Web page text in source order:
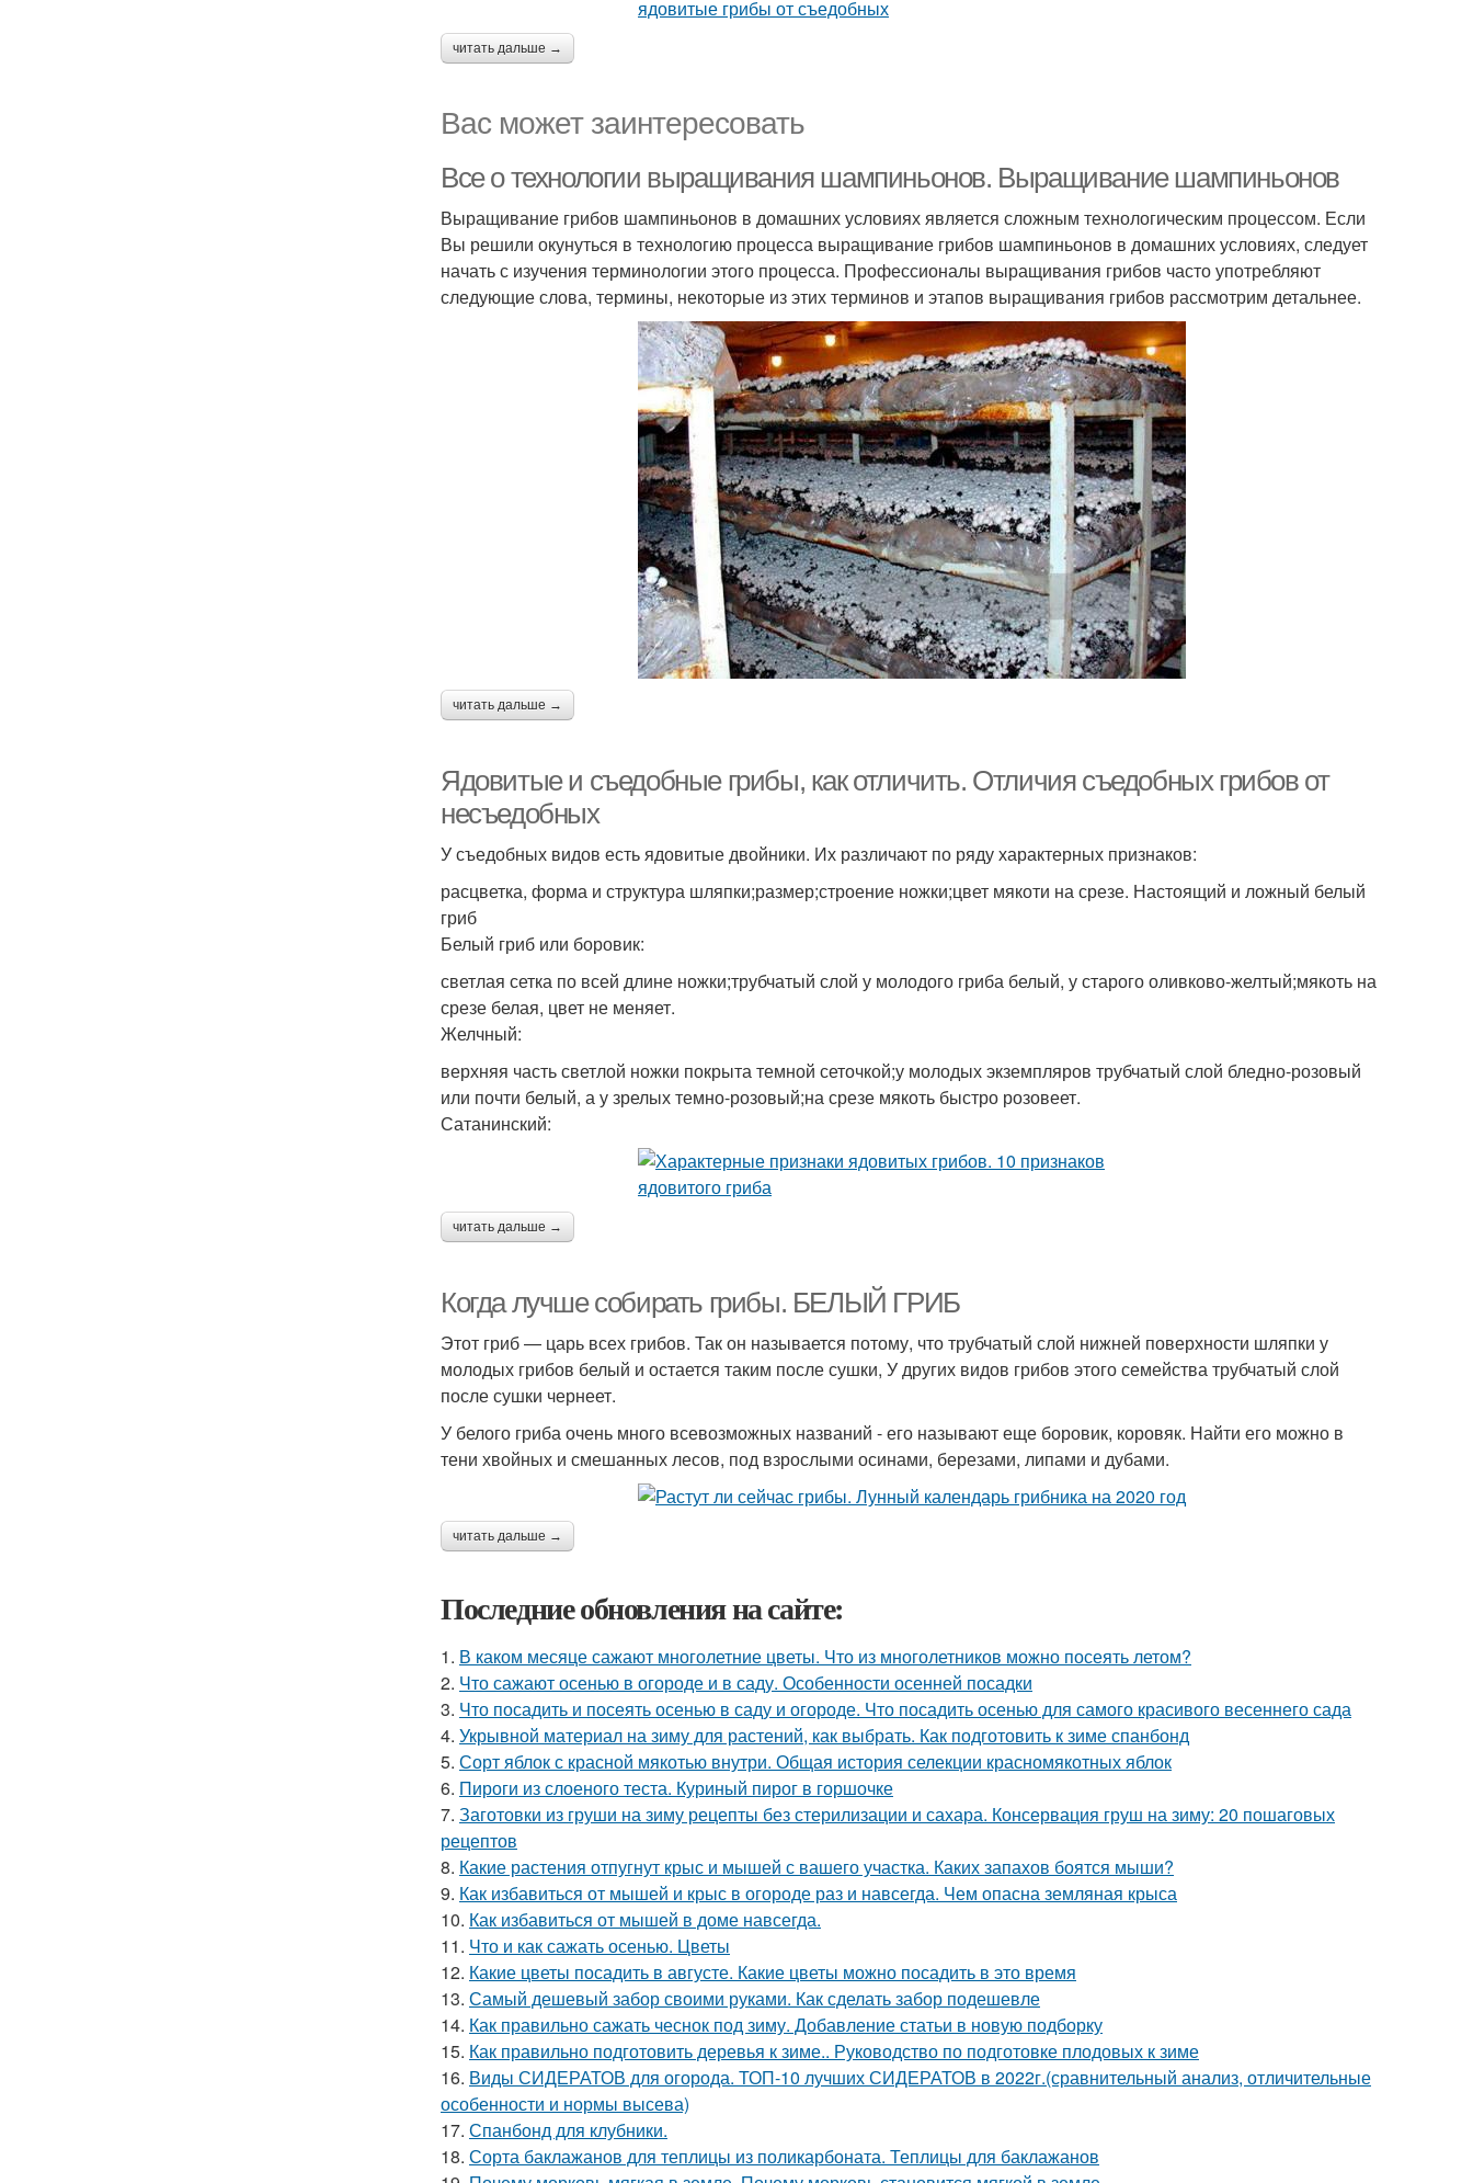
читать дальше →
Вас может заинтересовать
Все о технологии выращивания шампиньонов. Выращивание шампиньонов
Выращивание грибов шампиньонов в домашних условиях является сложным технологическим процессом. Если
Вы решили окунуться в технологию процесса выращивание грибов шампиньонов в домашних условиях, следует
начать с изучения терминологии этого процесса. Профессионалы выращивания грибов часто употребляют
следующие слова, термины, некоторые из этих терминов и этапов выращивания грибов рассмотрим детальнее.
читать дальше →
Ядовитые и съедобные грибы, как отличить. Отличия съедобных грибов от
несъедобных
У съедобных видов есть ядовитые двойники. Их различают по ряду характерных признаков:
расцветка, форма и структура шляпки;размер;строение ножки;цвет мякоти на срезе. Настоящий и ложный белый
гриб
Белый гриб или боровик:
светлая сетка по всей длине ножки;трубчатый слой у молодого гриба белый, у старого оливково-желтый;мякоть на
срезе белая, цвет не меняет.
Желчный:
верхняя часть светлой ножки покрыта темной сеточкой;у молодых экземпляров трубчатый слой бледно-розовый
или почти белый, а у зрелых темно-розовый;на срезе мякоть быстро розовеет.
Сатанинский:
читать дальше →
Когда лучше собирать грибы. БЕЛЫЙ ГРИБ
Этот гриб — царь всех грибов. Так он называется потому, что трубчатый слой нижней поверхности шляпки у
молодых грибов белый и остается таким после сушки, У других видов грибов этого семейства трубчатый слой
после сушки чернеет.
У белого гриба очень много всевозможных названий - его называют еще боровик, коровяк. Найти его можно в
тени хвойных и смешанных лесов, под взрослыми осинами, березами, липами и дубами.
читать дальше →
Последние обновления на сайте:
1. В каком месяце сажают многолетние цветы. Что из многолетников можно посеять летом?
2. Что сажают осенью в огороде и в саду. Особенности осенней посадки
3. Что посадить и посеять осенью в саду и огороде. Что посадить осенью для самого красивого весеннего сада
4. Укрывной материал на зиму для растений, как выбрать. Как подготовить к зиме спанбонд
5. Сорт яблок с красной мякотью внутри. Общая история селекции красномякотных яблок
6. Пироги из слоеного теста. Куриный пирог в горшочке
7. Заготовки из груши на зиму рецепты без стерилизации и сахара. Консервация груш на зиму: 20 пошаговых
рецептов
8. Какие растения отпугнут крыс и мышей с вашего участка. Каких запахов боятся мыши?
9. Как избавиться от мышей и крыс в огороде раз и навсегда. Чем опасна земляная крыса
10. Как избавиться от мышей в доме навсегда.
11. Что и как сажать осенью. Цветы
12. Какие цветы посадить в августе. Какие цветы можно посадить в это время
13. Самый дешевый забор своими руками. Как сделать забор подешевле
14. Как правильно сажать чеснок под зиму. Добавление статьи в новую подборку
15. Как правильно подготовить деревья к зиме.. Руководство по подготовке плодовых к зиме
16. Виды СИДЕРАТОВ для огорода. ТОП-10 лучших СИДЕРАТОВ в 2022г.(сравнительный анализ, отличительные
особенности и нормы высева)
17. Спанбонд для клубники.
18. Сорта баклажанов для теплицы из поликарбоната. Теплицы для баклажанов